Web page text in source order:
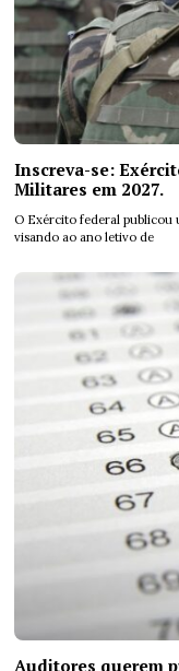
Inscreva-se:
Militares em 2027.
O Exército federal publicou
visando ao ano letivo de
Auditores querem